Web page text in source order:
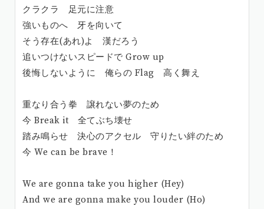
クラクラ 足元に注意
強いものへ 牙を向いて
そう存在(あれ)よ 漢だろう
追いつけないスピードで Grow up
後悔しないように 俺らの Flag 高く舞え
重なり合う拳 譲れない夢のため
今 Break it 全てぶち壊せ
踏み鳴らせ 決心のアクセル 守りたい絆のため
今 We can be brave！
We are gonna take you higher (Hey)
And we are gonna make you louder (Ho)